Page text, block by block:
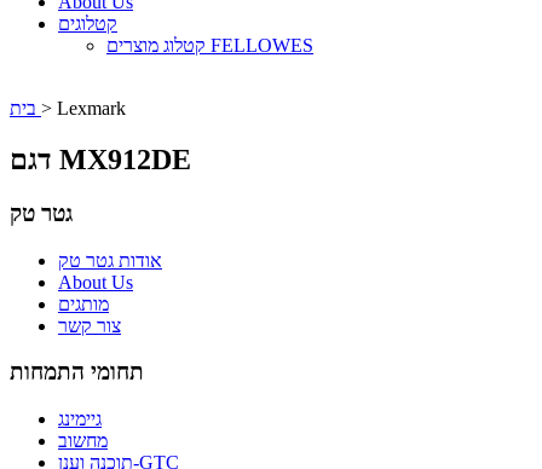
קטלוגים
קטלוג מוצרים FELLOWES
> Lexmark
דגם MX912DE
גטר טק
אודות גטר טק
About Us
מותגים
צור קשר
תחומי התמחות
גיימינג
מחשוב
תוכנה וענן-GTC